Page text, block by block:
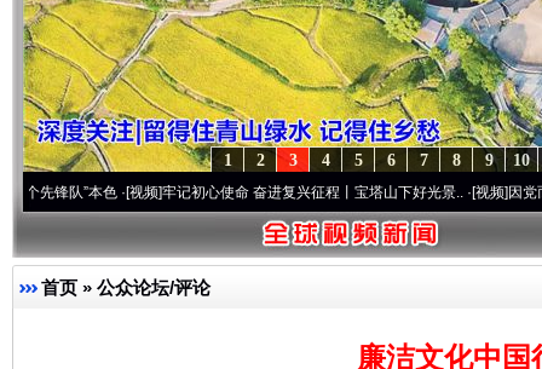
10
9
8
7
6
5
4
3
2
1
本色·[视频]牢记初心使命 奋进复兴征程丨宝塔山下好光景..·[视频]因党而生 为党而
首页 » 公众论坛/评论
廉洁文化中